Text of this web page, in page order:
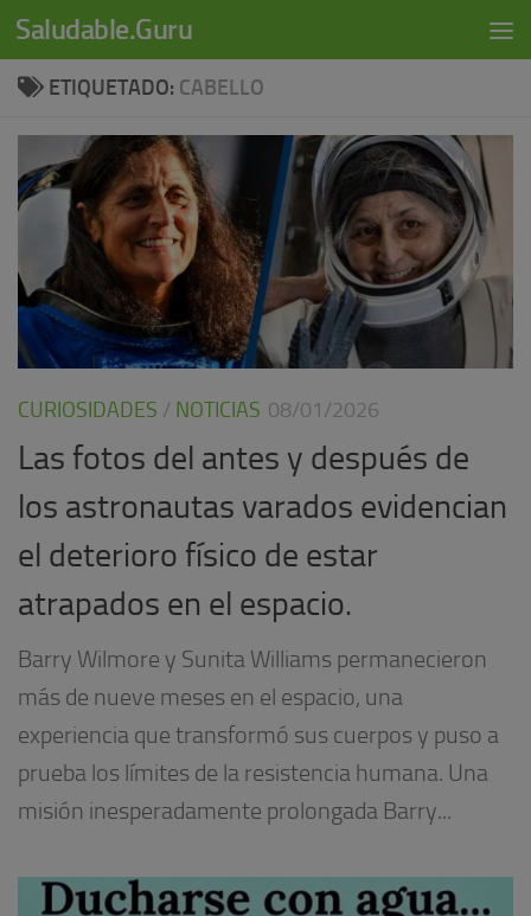
Skip to content
Saludable.Guru
ETIQUETADO: CABELLO
CURIOSIDADES / NOTICIAS 08/01/2026
Las fotos del antes y después de
los astronautas varados evidencian
el deterioro físico de estar
atrapados en el espacio.
Barry Wilmore y Sunita Williams permanecieron
más de nueve meses en el espacio, una
experiencia que transformó sus cuerpos y puso a
prueba los límites de la resistencia humana. Una
misión inesperadamente prolongada Barry...